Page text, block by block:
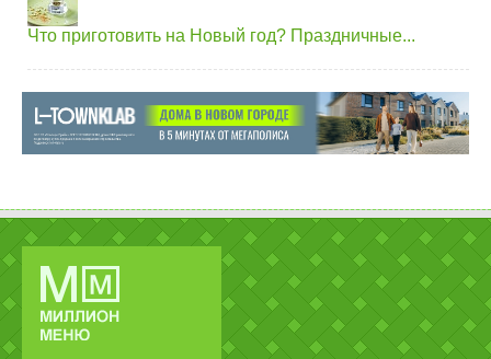
Что приготовить на Новый год? Праздничные...